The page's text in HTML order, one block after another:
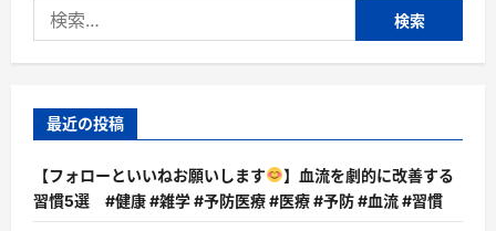
索:
最近の投稿
【フォローといいねお願いします
】血流を劇的に改善する
習慣5選 #健康 #雑学 #予防医療 #医療 #予防 #血流 #習慣